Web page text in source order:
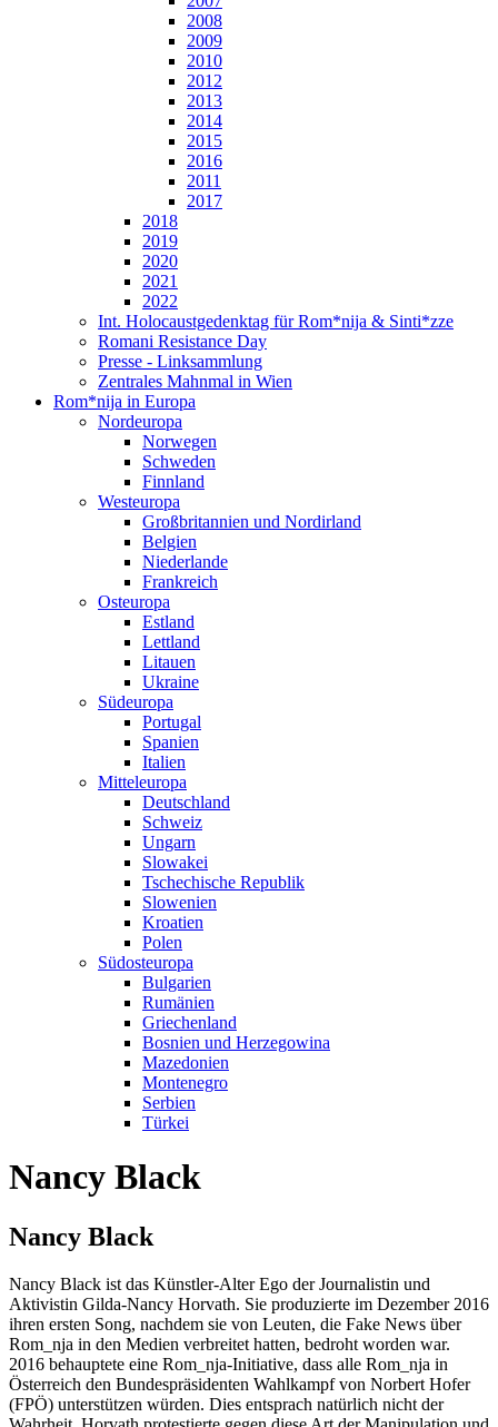
2008
2009
2010
2012
2013
2014
2015
2016
2011
2017
2018
2019
2020
2021
2022
Int. Holocaustgedenktag für Rom*nija & Sinti*zze
Romani Resistance Day
Presse - Linksammlung
Zentrales Mahnmal in Wien
Rom*nija in Europa
Nordeuropa
Norwegen
Schweden
Finnland
Westeuropa
Großbritannien und Nordirland
Belgien
Niederlande
Frankreich
Osteuropa
Estland
Lettland
Litauen
Ukraine
Südeuropa
Portugal
Spanien
Italien
Mitteleuropa
Deutschland
Schweiz
Ungarn
Slowakei
Tschechische Republik
Slowenien
Kroatien
Polen
Südosteuropa
Bulgarien
Rumänien
Griechenland
Bosnien und Herzegowina
Mazedonien
Montenegro
Serbien
Türkei
Nancy Black
Nancy Black
Nancy Black ist das Künstler-Alter Ego der Journalistin und
Aktivistin Gilda-Nancy Horvath. Sie produzierte im Dezember 2016
ihren ersten Song, nachdem sie von Leuten, die Fake News über
Rom_nja in den Medien verbreitet hatten, bedroht worden war.
2016 behauptete eine Rom_nja-Initiative, dass alle Rom_nja in
Österreich den Bundespräsidenten Wahlkampf von Norbert Hofer
(FPÖ) unterstützen würden. Dies entsprach natürlich nicht der